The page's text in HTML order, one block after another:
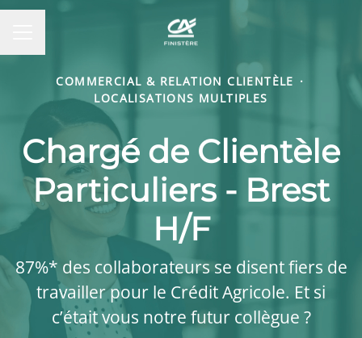
COMMERCIAL & RELATION CLIENTÈLE ·
LOCALISATIONS MULTIPLES
Chargé de Clientèle
Particuliers - Brest
H/F
87%* des collaborateurs se disent fiers de
travailler pour le Crédit Agricole. Et si
c’était vous notre futur collègue ?